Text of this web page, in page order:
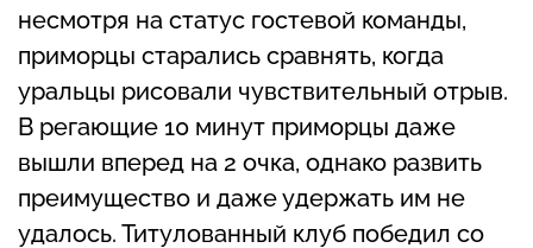
несмотря на статус гостевой команды,
приморцы старались сравнять, когда
уральцы рисовали чувствительный отрыв.
В регающие 10 минут приморцы даже
вышли вперед на 2 очка, однако развить
преимущество и даже удержать им не
удалось. Титулованный клуб победил со